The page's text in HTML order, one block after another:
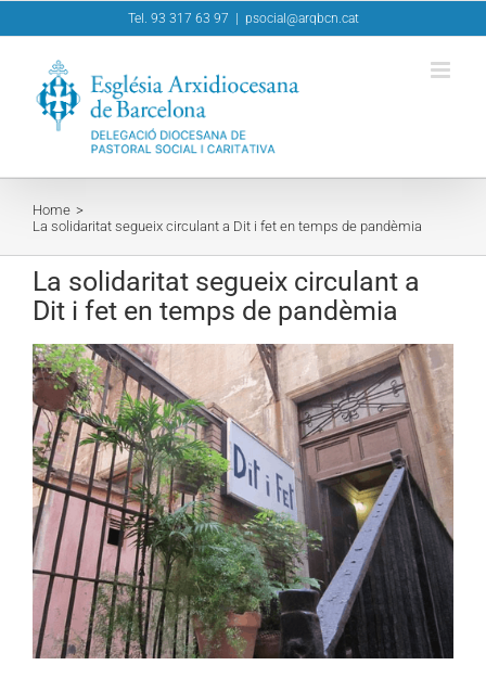
to
Tel. 93 317 63 97 psocial@arqbcn.cat
Home
La solidaritat segueix circulant a Dit i fet en temps de pandèmia
La solidaritat segueix circulant a
Dit i fet en temps de pandèmia
View
Larger
Image